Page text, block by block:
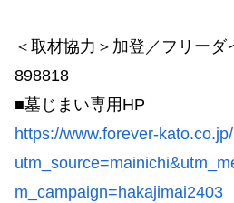
＜取材協力＞加登／フリーダ
898818
■墓じまい専用HP
https://www.forever-
m_campaign=hakajimai2403